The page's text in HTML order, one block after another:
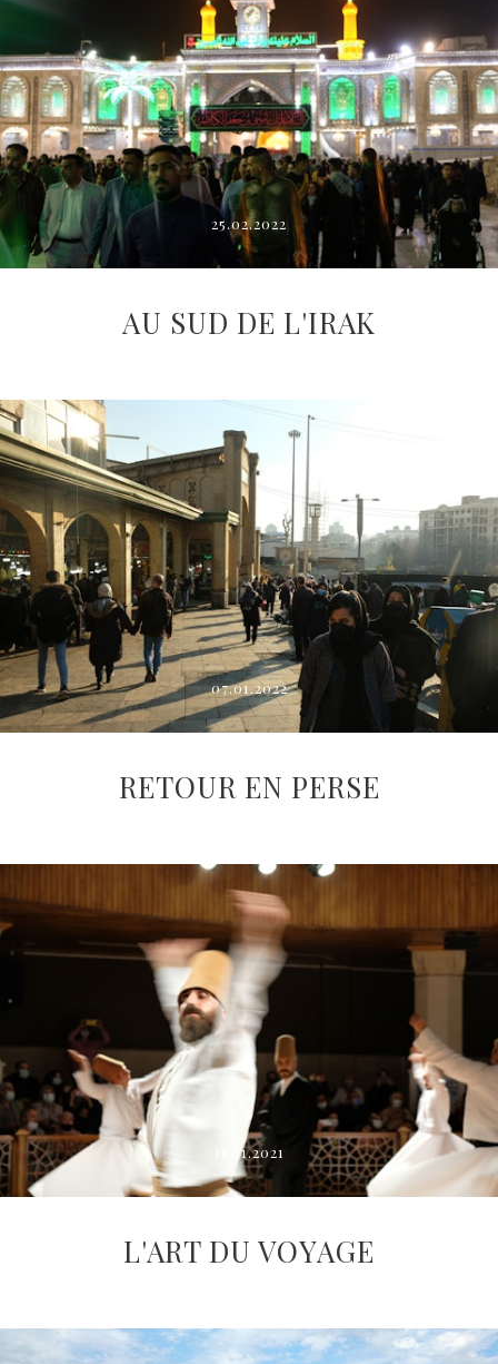
25.02.2022
AU SUD DE L'IRAK
07.01.2022
RETOUR EN PERSE
18.11.2021
L'ART DU VOYAGE